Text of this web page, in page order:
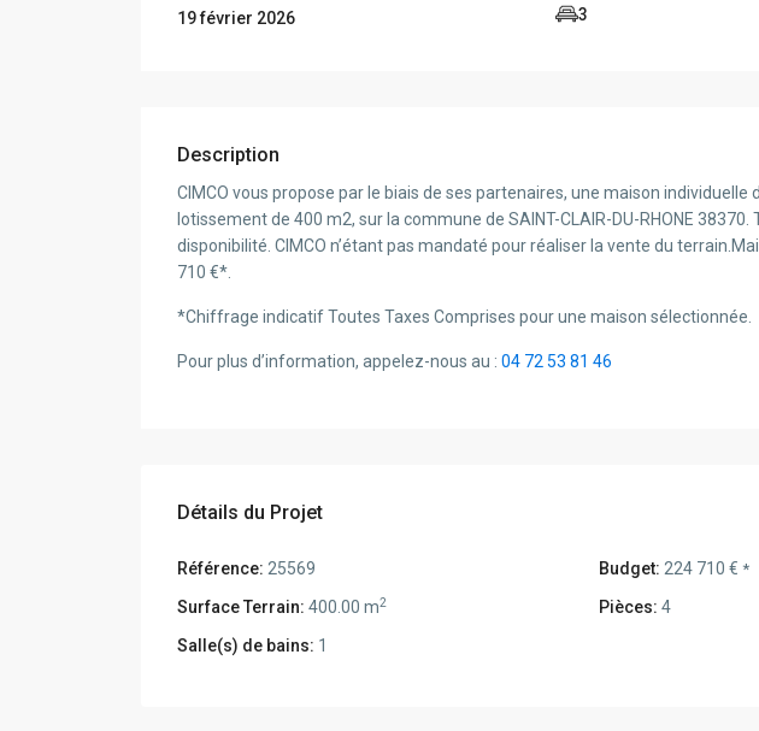
19 février 2026
3
Description
CIMCO vous propose par le biais de ses partenaires, une maison
lotissement de 400 m2, sur la commune de SAINT-CLAIR-DU-RHONE
disponibilité. CIMCO n’étant pas mandaté pour réaliser la vente du
710 €*.
*Chiffrage indicatif Toutes Taxes Comprises pour une maison sélectionnée.
Pour plus d’information, appelez-nous au : 04 72 53 81 46
Détails du Projet
Référence: 25569 Budget: 224 710 € *
Surface Terrain: 400.00 m2 Pièces: 4
Salle(s) de bains: 1